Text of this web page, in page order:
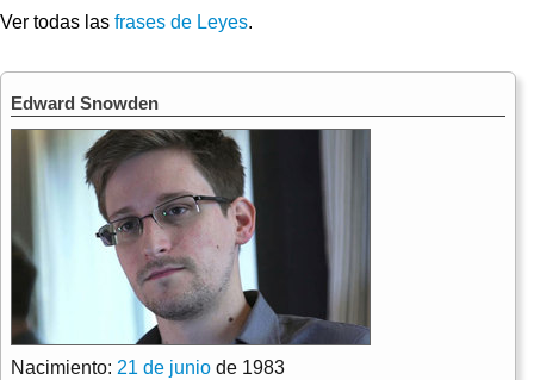
Ver todas las frases de Leyes.
Edward Snowden
Nacimiento: 21 de junio de 1983